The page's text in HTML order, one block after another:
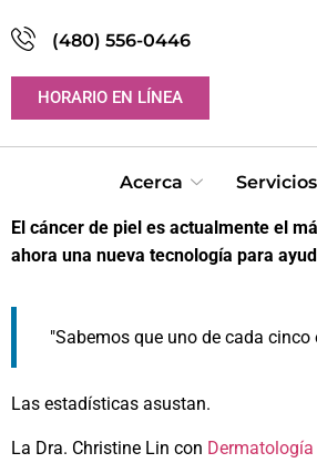
(480) 556-0446
HORARIO EN LÍNEA
Acerca Servicios
El cáncer de piel es actualmente el
ahora una nueva tecnología para
"Sabemos que uno de cada
Las estadísticas asustan.
La Dra. Christine Lin con